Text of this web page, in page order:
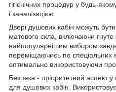
гігієнічних процедур у будь-
і каналізацією.
Двері душових кабін можуть
матового скла, включаючи гнуте
найпопулярнішим вибором
переміщаючись по спеціальних
оптимально використовуючи
Безпека - пріоритетний аспект
для душових кабін.